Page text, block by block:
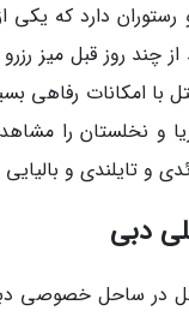
بطوطه واقع شده است. این هتل 5
چند روز قبل میز
با امکانات رفاهی
و نخلستان را
و تایلندی و
دبی
در ساحل خصوصی